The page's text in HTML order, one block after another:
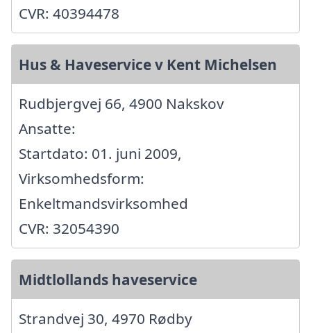
CVR: 40394478
Hus & Haveservice v Kent Michelsen
Rudbjergvej 66, 4900 Nakskov
Ansatte:
Startdato: 01. juni 2009,
Virksomhedsform:
Enkeltmandsvirksomhed
CVR: 32054390
Midtlollands haveservice
Strandvej 30, 4970 Rødby